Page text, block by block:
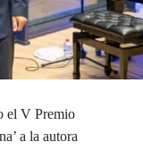
el V Premio
a la autora